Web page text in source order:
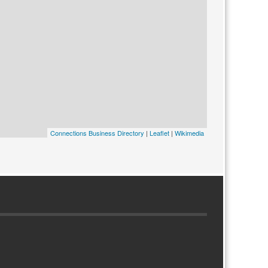
Connections Business Directory | Leaflet | Wikimedia